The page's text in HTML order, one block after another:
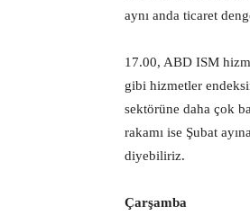
aynı anda ticaret
17.00, ABD ISM
gibi hizmetler
sektörüne daha çok
rakamı ise Şubat
diyebiliriz.
Çarşamba